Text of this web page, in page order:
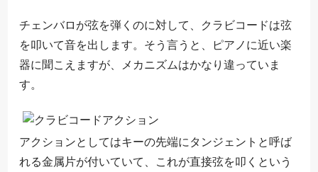
チェンバロが弦を弾くのに対して、クラビコードは弦
を叩いて音を出します。そう言うと、ピアノに近い楽
器に聞こえますが、メカニズムはかなり違っていま
す。
アクションとしてはキーの先端にタンジェントと呼ば
れる金属片が付いていて、これが直接弦を叩くという